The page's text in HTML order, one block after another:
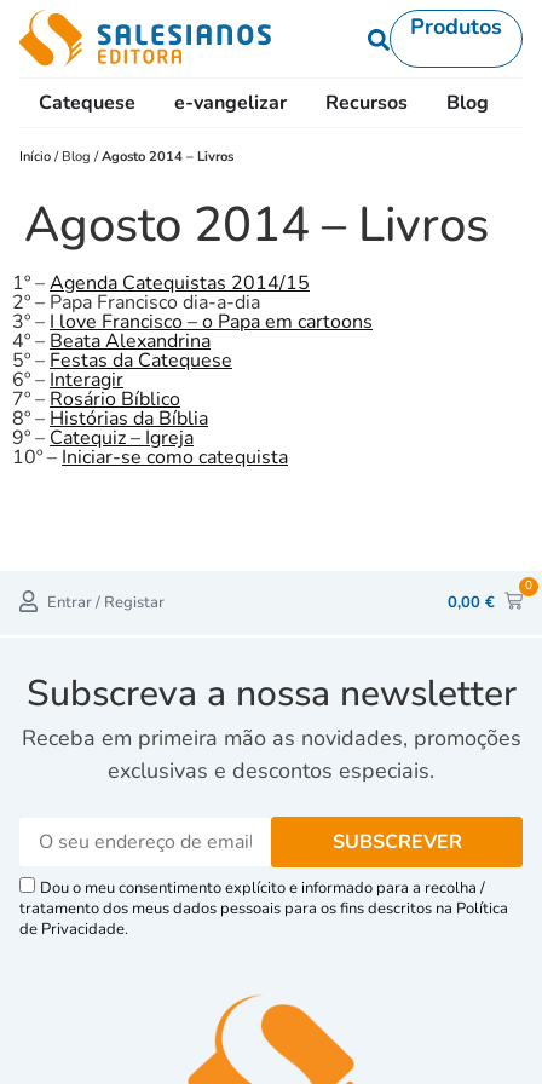
Produtos
Catequese e-vangelizar Recursos Blog
Início / Blog /Agosto 2014 – Livros
Agosto 2014 – Livros
1º –Agenda Catequistas 2014/15
2º – Papa Francisco dia-a-dia
3º – I love Francisco – o Papa em cartoons
4º – Beata Alexandrina
5º – Festas da Catequese
6º – Interagir
7º – Rosário Bíblico
8º – Histórias da Bíblia
9º – Catequiz – Igreja
10º – Iniciar-se como catequista
Entrar / Registar 0,00 €
0
Subscreva a nossa newsletter
Receba em primeira mão as novidades, promoções
exclusivas e descontos especiais.
Dou o meu consentimento explícito e informado para a recolha /
tratamento dos meus dados pessoais para os fins descritos na Política
de Privacidade.